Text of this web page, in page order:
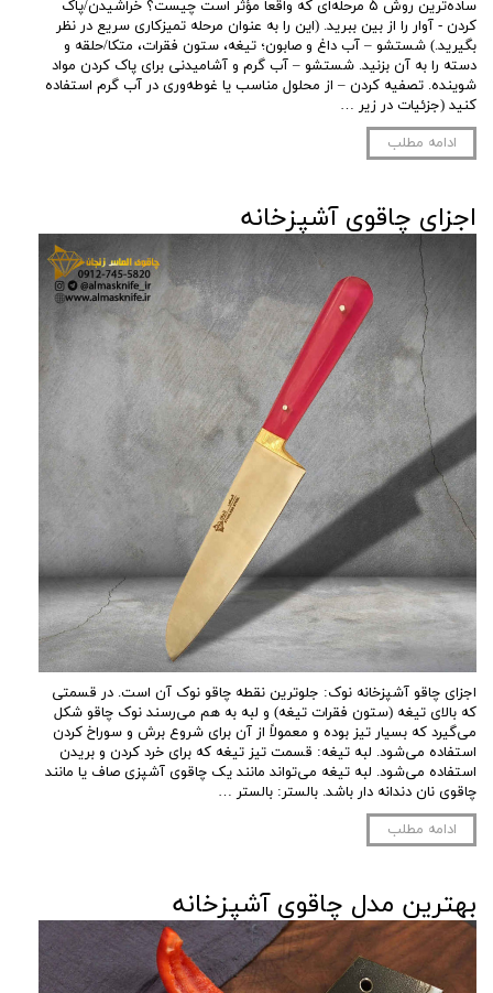
ساده‌ترین روش ۵ مرحله‌ای که واقعاً مؤثر است چیست؟ خراشیدن/پاک
کردن - آوار را از بین ببرید. (این را به عنوان مرحله تمیزکاری سریع در نظر
بگیرید.) شستشو – آب داغ و صابون؛ تیغه، ستون فقرات، متکا/حلقه و
دسته را به آن بزنید. شستشو – آب گرم و آشامیدنی برای پاک کردن مواد
شوینده. تصفیه کردن – از محلول مناسب یا غوطه‌وری در آب گرم استفاده
کنید (جزئیات در زیر …
ادامه مطلب
اجزای چاقوی آشپزخانه
اجزای چاقو آشپزخانه نوک: جلوترین نقطه چاقو نوک آن است. در قسمتی
که بالای تیغه (ستون فقرات تیغه) و لبه به هم می‌رسند نوک چاقو شکل
می‌گیرد که بسیار تیز بوده و معمولاً از آن برای شروع برش و سوراخ کردن
استفاده می‌شود. لبه تیغه: قسمت تیز تیغه که برای خرد کردن و بریدن
استفاده می‌شود. لبه تیغه می‌تواند مانند یک چاقوی آشپزی صاف یا مانند
چاقوی نان دندانه دار باشد. بالستر: بالستر …
ادامه مطلب
بهترین مدل چاقوی آشپزخانه